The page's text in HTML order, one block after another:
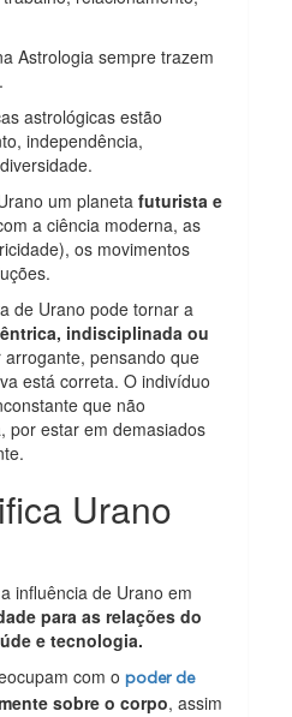
Astrologia sempre trazem
astrológicas estão
independência,
um planeta futurista e
a ciência moderna, as
os movimentos
de Urano pode tornar a
indisciplinada ou
arrogante, pensando que
está correta. O indivíduo
que não
por estar em demasiados
Urano
influência de Urano em
para as relações do
e tecnologia.
com opoder de
sobre o corpo, assim